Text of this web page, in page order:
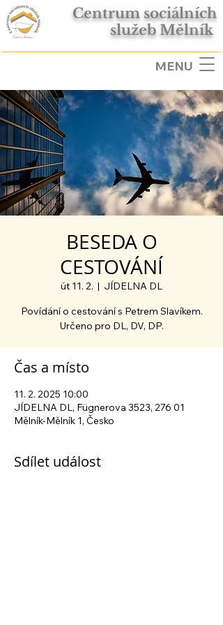
Centrum sociálních
služeb Mělník
MENU
BESEDA O
CESTOVÁNÍ
út 11. 2.
  |
JÍDELNA DL
Povídání o cestování s Petrem Slavíkem.
Určeno pro DL, DV, DP.
Čas a místo
11. 2. 2025 10:00
JÍDELNA DL, Fügnerova 3523, 276 01
Mělník-Mělník 1, Česko
Sdílet událost